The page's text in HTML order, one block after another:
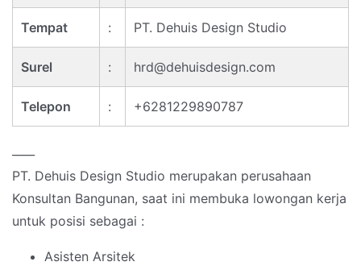
Tempat : PT. Dehuis Design Studio
Surel : hrd@dehuisdesign.com
Telepon : +6281229890787
PT. Dehuis Design Studio merupakan perusahaan
Konsultan Bangunan, saat ini membuka lowongan kerja
untuk posisi sebagai :
Asisten Arsitek